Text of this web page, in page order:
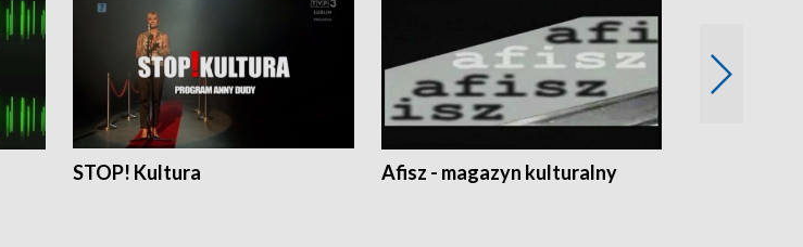
STOP! Kultura Afisz - magazyn kulturalny